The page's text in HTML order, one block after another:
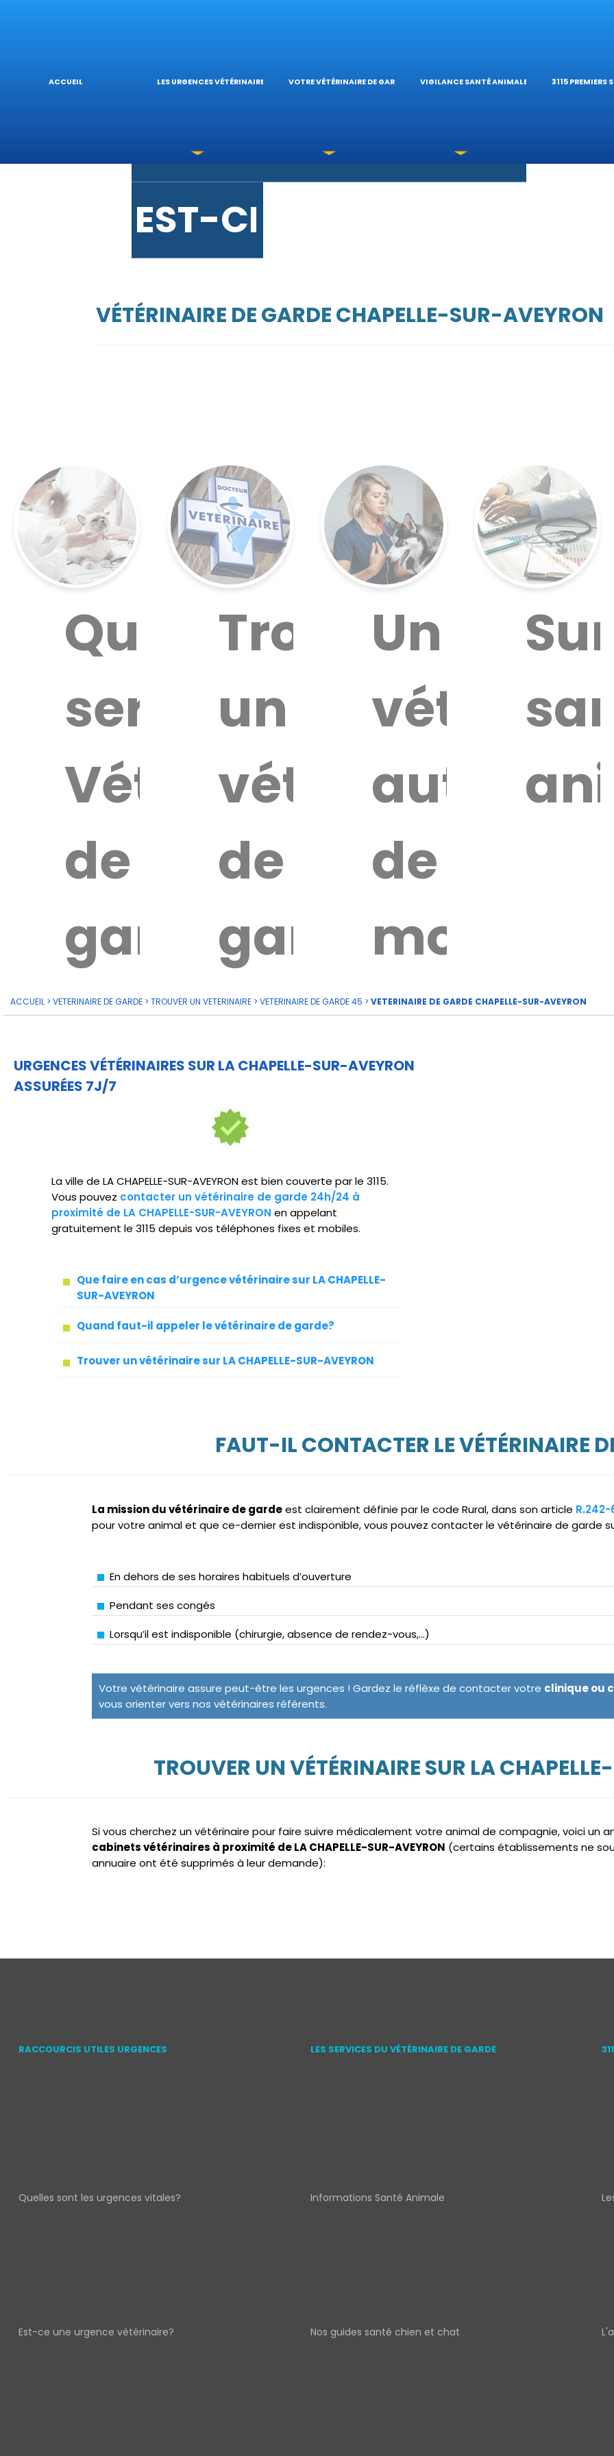
ACCUEIL LES URGENCES VÉTÉRINAIRES
URGENCES
LES INTOXICATIONS
EST-CE UNE URGENCE?
VOTRE VÉTÉRINAIRE DE GARDE
L’HÔPITAL
VÉTÉRINAIRES DU
VIGILANCE SANTÉ ANIMALE
GUIDES
3115 PREMIERS
VÉTÉRINAIRE DE GARDE CHAPELLE-SUR-AVEYRON
Quel
service
Vétérinaire
de
garde?
Trouver
un
vétérinaire
de
garde
Un
autour
de
moi
ACCUEIL > VETERINAIRE DE GARDE > TROUVER UN VETERINAIRE > VETERINAIRE DE GARDE 45 > VETERINAIRE DE GARDE CHAPELLE-SUR-AVEYRON
URGENCES VÉTÉRINAIRES SUR LA CHAPELLE-SUR-AVEYRON
ASSURÉES 7J/7
La ville de LA CHAPELLE-SUR-AVEYRON est bien couverte par le 3115.
Vous pouvez contacter un vétérinaire de garde 24h/24 à
proximité de LA CHAPELLE-SUR-AVEYRON en appelant
gratuitement le 3115 depuis vos téléphones fixes et mobiles.
Que faire en cas d’urgence vétérinaire sur LA CHAPELLE-
SUR-AVEYRON
Quand faut-il appeler le vétérinaire de garde?
Trouver un vétérinaire sur LA CHAPELLE-SUR-AVEYRON
FAUT-IL CONTACTER LE VÉTÉRINAIRE
La mission du vétérinaire de gardeest clairement définie par le code Rural, dans son article R.242-
pour votre animal et que ce-dernier est indisponible, vous pouvez contacter le vétérinaire de garde sur
En dehors de ses horaires habituels d’ouverture
Pendant ses congés
Lorsqu’il est indisponible (chirurgie, absence de rendez-vous,...)
Votre vétérinaire assure peut-être les urgences ! Gardez le réflèxe de contacter votre clinique ou
vous orienter vers nos vétérinaires référents.
TROUVER UN VÉTÉRINAIRE SUR LA
Si vous cherchez un vétérinaire pour faire suivre médicalement votre animal de compagnie, voici un
cabinets vétérinaires à proximité de LA CHAPELLE-SUR-AVEYRON (certains établissements ne
annuaire ont été supprimés à leur demande):
RACCOURCIS UTILES URGENCES
Quelles sont les urgences vitales?
Est-ce une urgence vétérinaire?
LES SERVICES DU VÉTÉRINAIRE DE GARDE
Informations Santé Animale
Nos guides santé chien et chat